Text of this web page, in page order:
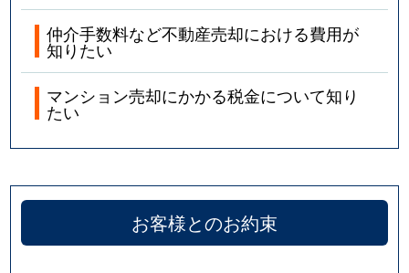
仲介手数料など不動産売却における費用が
知りたい
マンション売却にかかる税金について知り
たい
お客様とのお約束